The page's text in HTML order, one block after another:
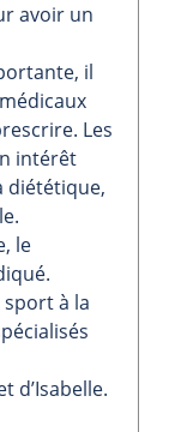
avoir un
il
Les
intérêt
diététique,
le
sport à la
d’Isabelle.